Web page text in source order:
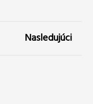
Nasledujúci